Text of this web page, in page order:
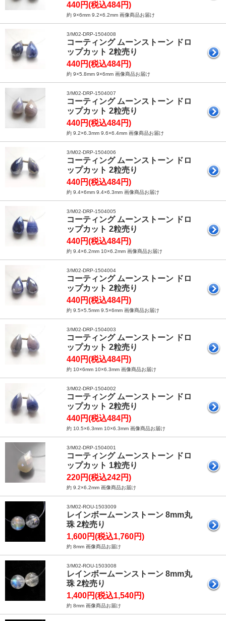
440円(税込484円)
約 9×6mm 9.2×6.2mm 画像商品お届け
3/M02-DRP-1504008
コーティング ムーンストーン ドロ
ップカット 2粒売り
440円(税込484円)
約 9×5.8mm 9×6mm 画像商品お届け
3/M02-DRP-1504007
コーティング ムーンストーン ドロ
ップカット 2粒売り
440円(税込484円)
約 9.2×6.3mm 9.6×6.4mm 画像商品お届け
3/M02-DRP-1504006
コーティング ムーンストーン ドロ
ップカット 2粒売り
440円(税込484円)
約 9.4×6mm 9.4×6.3mm 画像商品お届け
3/M02-DRP-1504005
コーティング ムーンストーン ドロ
ップカット 2粒売り
440円(税込484円)
約 9.4×6.2mm 10×6.2mm 画像商品お届け
3/M02-DRP-1504004
コーティング ムーンストーン ドロ
ップカット 2粒売り
440円(税込484円)
約 9.5×5.5mm 9.5×6mm 画像商品お届け
3/M02-DRP-1504003
コーティング ムーンストーン ドロ
ップカット 2粒売り
440円(税込484円)
約 10×6mm 10×6.3mm 画像商品お届け
3/M02-DRP-1504002
コーティング ムーンストーン ドロ
ップカット 2粒売り
440円(税込484円)
約 10.5×6.3mm 10×6.3mm 画像商品お届け
3/M02-DRP-1504001
コーティング ムーンストーン ドロ
ップカット 1粒売り
220円(税込242円)
約 9.2×6.2mm 画像商品お届け
3/M02-ROU-1503009
レインボームーンストーン 8mm丸
珠 2粒売り
1,600円(税込1,760円)
約 8mm 画像商品お届け
3/M02-ROU-1503008
レインボームーンストーン 8mm丸
珠 2粒売り
1,400円(税込1,540円)
約 8mm 画像商品お届け